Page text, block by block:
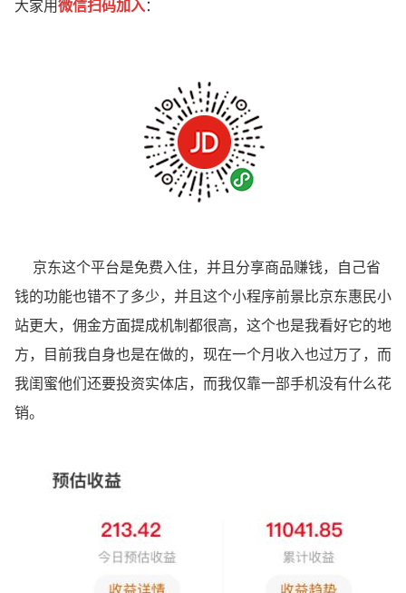
大家用微信扫码加入：
京东这个平台是免费入住，并且分享商品赚钱，自己省
钱的功能也错不了多少，并且这个小程序前景比京东惠民小
站更大，佣金方面提成机制都很高，这个也是我看好它的地
方，目前我自身也是在做的，现在一个月收入也过万了，而
我闺蜜他们还要投资实体店，而我仅靠一部手机没有什么花
销。